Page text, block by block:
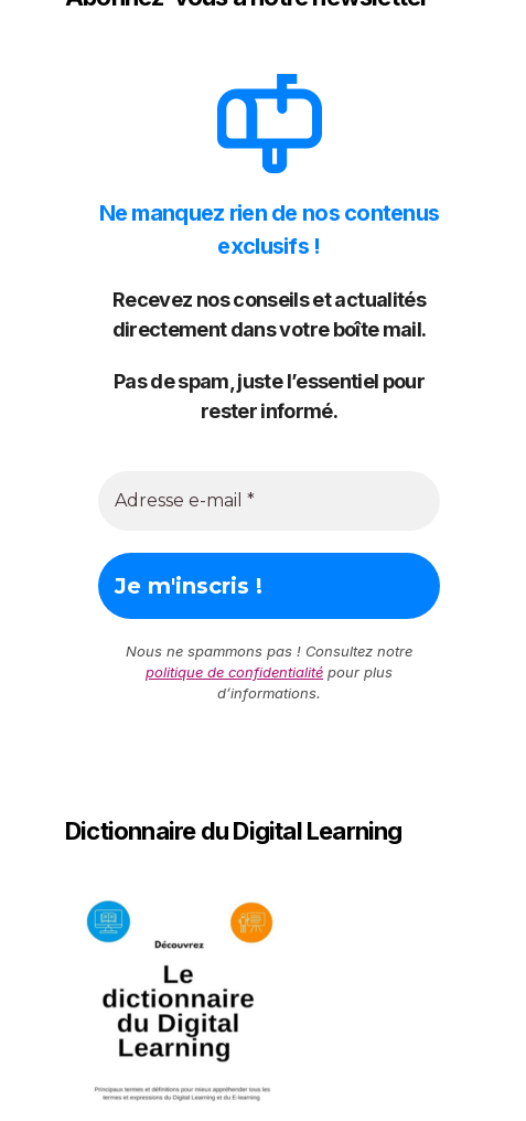
Ne manquez rien de nos contenus
exclusifs !
Recevez nos conseils et actualités
directement dans votre boîte mail.
Pas de spam, juste l’essentiel pour
rester informé.
Nous ne spammons pas ! Consultez notre
politique de confidentialité pour plus
d’informations.
Dictionnaire du Digital Learning